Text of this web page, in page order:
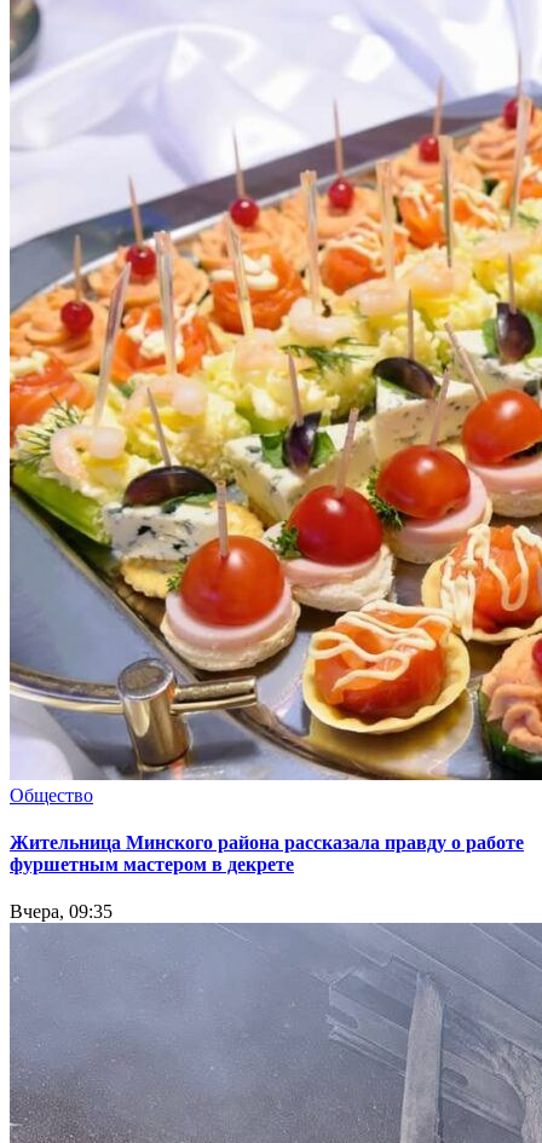
Общество
Жительница Минского района рассказала правду о работе
фуршетным мастером в декрете
Вчера, 09:35